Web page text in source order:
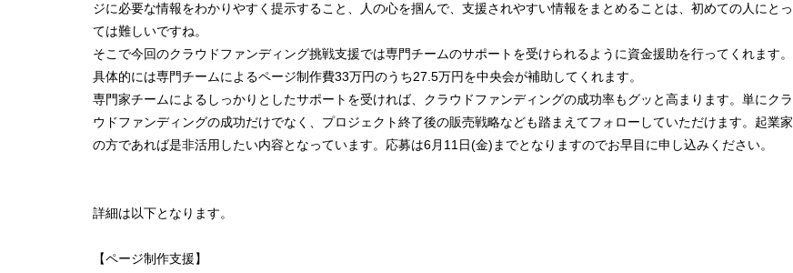
ジに必要な情報をわかりやすく提示すること、人の心を掴んで、支援されやすい情報をまとめることは、初めての人にとっ
ては難しいですね。
そこで今回のクラウドファンディング挑戦支援では専門チームのサポートを受けられるように資金援助を行ってくれます。
具体的には専門チームによるページ制作費33万円のうち27.5万円を中央会が補助してくれます。
専門家チームによるしっかりとしたサポートを受ければ、クラウドファンディングの成功率もグッと高まります。単にクラ
ウドファンディングの成功だけでなく、プロジェクト終了後の販売戦略なども踏まえてフォローしていただけます。起業家
の方であれば是非活用したい内容となっています。応募は6月11日(金)までとなりますのでお早目に申し込みください。
詳細は以下となります。
【ページ制作支援】